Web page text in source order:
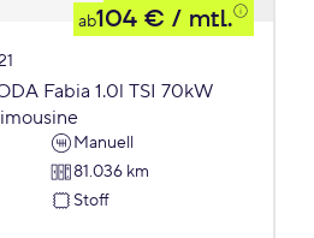
ab104 € / mtl.
Fabia 1.0l TSI 70kW
Manuell
81.036 km
Stoff